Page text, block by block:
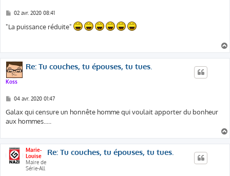
M
s
s
02 avr. 2020 08:41
"La puissance réduite"
Koss
Re: Tu couches, tu épouses, tu tues.
M
s
s
a
04 avr. 2020 01:47
Galax qui censure un honnête homme qui voulait apporter du bonheur
aux hommes.....
Marie-
Louise
Maire de
Série-All
Re: Tu couches, tu épouses, tu tues.